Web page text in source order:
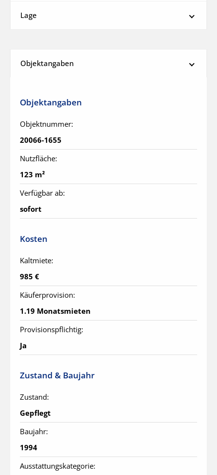
Lage
Objektangaben
Objektangaben
Objektnummer:
20066-1655
Nutzfläche:
123 m²
Verfügbar ab:
sofort
Kosten
Kaltmiete:
985 €
Käuferprovision:
1.19 Monatsmieten
Provisionspflichtig:
Ja
Zustand & Baujahr
Zustand:
Gepflegt
Baujahr:
1994
Ausstattungskategorie: